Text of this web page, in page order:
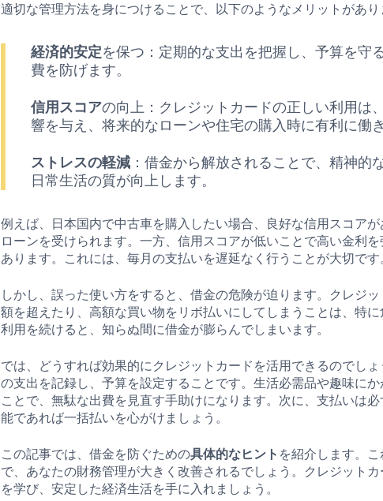
適切な管理方法を身につけることで、以下のようなメリットがあり
経済的安定を保つ：定期的な支出を把握し、予算を守
費を防げます。
信用スコアの向上：クレジットカードの正しい利用は
響を与え、将来的なローンや住宅の購入時に有利に働き
ストレスの軽減 ：借金から解放されることで、精神的
日常生活の質が向上します。
例えば、日本国内で中古車を購入したい場合、良好な信用スコア
ローンを受けられます。一方、信用スコアが低いことで高い金利
あります。これには、毎月の支払いを遅延なく行うことが大切です
しかし、誤った使い方をすると、借金の危険が迫ります。クレジ
額を超えたり、高額な買い物をリボ払いにしてしまうことは、特
利用を続けると、知らぬ間に借金が膨らんでしまいます。
では、どうすれば効果的にクレジットカードを活用できるのでし
の支出を記録し、予算を設定することです。生活必需品や趣味に
ことで、無駄な出費を見直す手助けになります。次に、支払いは
能であれば一括払いを心がけましょう。
この記事では、借金を防ぐための具体的なヒント を紹介します。
で、あなたの財務管理が大きく改善されるでしょう。クレジット
を学び、安定した経済生活を手に入れましょう。